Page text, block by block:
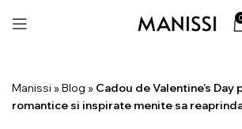
0
Manissi »Blog » Cadou de Valentine’s Day
romantice si inspirate menite sa